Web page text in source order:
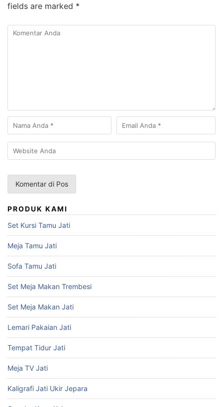
fields are marked *
PRODUK KAMI
Set Kursi Tamu Jati
Meja Tamu Jati
Sofa Tamu Jati
Set Meja Makan Trembesi
Set Meja Makan Jati
Lemari Pakaian Jati
Tempat Tidur Jati
Meja TV Jati
Kaligrafi Jati Ukir Jepara